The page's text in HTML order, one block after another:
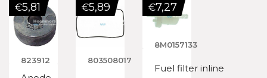
823912
€5,81
803508017
€5,89
8M0157133
Fuel filter inline
€7,27